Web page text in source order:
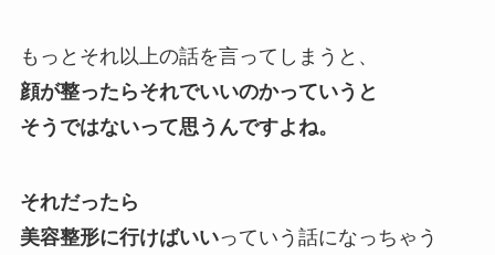
もっとそれ以上の話を言ってしまうと、
顔が整ったらそれでいいのかっていうと
そうではないって思うんですよね。
それだったら
美容整形に行けばいいっていう話になっちゃう